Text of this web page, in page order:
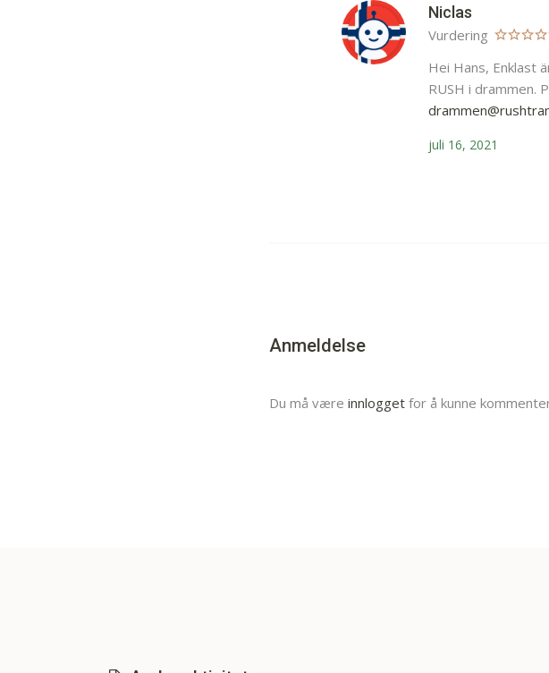
Niclas
Vurdering
Hei Hans, Enklast
RUSH i drammen.
juli 16, 2021
Anmeldelse
Du må væreinnlogget for å kunne